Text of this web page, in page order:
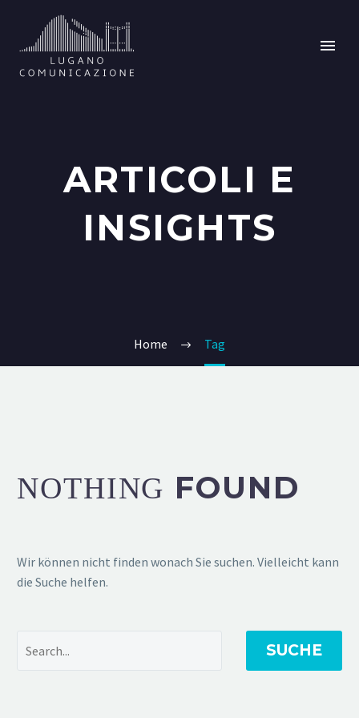
ARTICOLI E
INSIGHTS
Home Tag
NOTHING FOUND
Wir können nicht finden wonach Sie suchen. Vielleicht kann
die Suche helfen.
SUCHE